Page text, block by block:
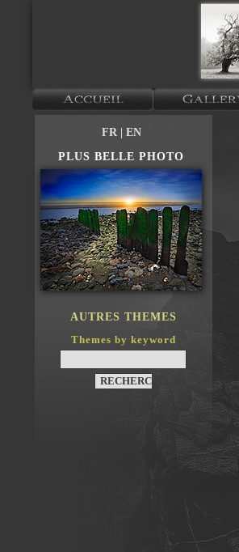
FR
| EN
PLUS BELLE PHOTO
AUTRES THEMES
Themes by keyword